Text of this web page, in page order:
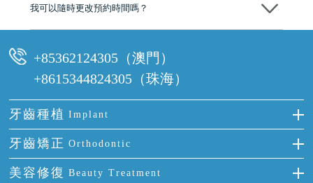
我可以隨時更改預約時間嗎？
+85362124305（澳門）
+8615344824305（珠海）
牙齒種植 Implant
種牙
單顆牙缺失
牙齒矯正 Orthodontic
隱形箍牙
美容修復 Beauty Treatment